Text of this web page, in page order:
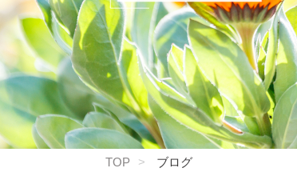
TOP ブログ